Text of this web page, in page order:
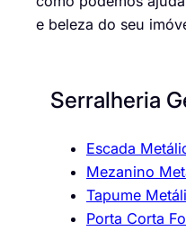
e beleza do seu
Serralheria
Escada
Mezanino
Tapume
Porta Corta